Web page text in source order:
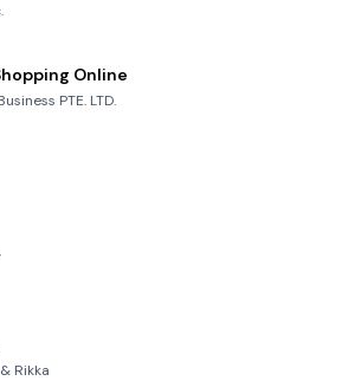
Online
PTE. LTD.
Rikka